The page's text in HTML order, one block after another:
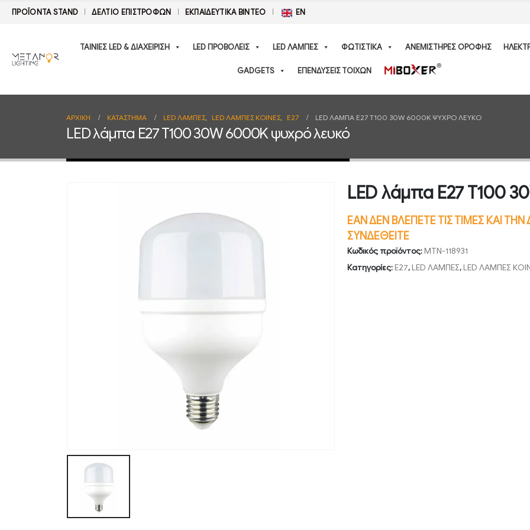
ΠΡΟΪΟΝΤΑ STAND ΔΕΛΤΊΟ ΕΠΙΣΤΡΟΦΏΝ ΕΚΠΑΙΔΕΥΤΙΚΑ ΒΙΝΤΕΟ EN
ΤΑΙΝΙΕΣ LED & ΔΙΑΧΕΙΡΙΣΗ LED ΠΡΟΒΟΛΕΙΣ LED ΛΑΜΠΕΣ ΦΩΤΙΣΤΙΚΑ ΑΝΕΜΙΣΤΗΡΕΣ ΟΡΟΦΗΣ
GADGETS ΕΠΕΝΔΥΣΕΙΣ ΤΟΙΧΩΝ
ΑΡΧΙΚΉ ΚΑΤΆΣΤΗΜΑ LED ΛΑΜΠΕΣ, LED ΛΑΜΠΕΣ ΚΟΙΝΕΣ, E27 LED ΛΆΜΠΑ E27 T100 30W 6000K ΨΥΧΡΌ ΛΕΥΚΌ
LED λάμπα E27 T100 30W 6000K ψυχρό λευκό
LED λάμπα E27 T100
ΕΑΝ ΔΕΝ ΒΛΕΠΕΤΕ ΤΙΣ ΤΙΜΕΣ ΚΑΙ
ΣΥΝΔΕΘΕΙΤΕ
Κωδικός προϊόντος:MTN-118931
Κατηγορίες:E27,LED ΛΑΜΠΕΣ,LED ΛΑΜΠΕΣ